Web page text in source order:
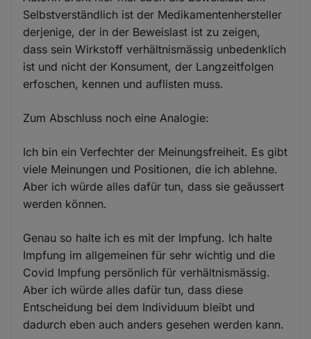
Selbstverständlich ist der Medikamentenhersteller
derjenige, der in der Beweislast ist zu zeigen,
dass sein Wirkstoff verhältnismässig unbedenklich
ist und nicht der Konsument, der Langzeitfolgen
erfoschen, kennen und auflisten muss.
Zum Abschluss noch eine Analogie:
Ich bin ein Verfechter der Meinungsfreiheit. Es gibt
viele Meinungen und Positionen, die ich ablehne.
Aber ich würde alles dafür tun, dass sie geäussert
werden können.
Genau so halte ich es mit der Impfung. Ich halte
Impfung im allgemeinen für sehr wichtig und die
Covid Impfung persönlich für verhältnismässig.
Aber ich würde alles dafür tun, dass diese
Entscheidung bei dem Individuum bleibt und
dadurch eben auch anders gesehen werden kann.